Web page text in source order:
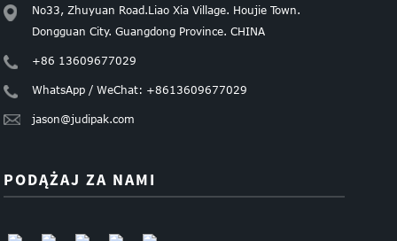
No33, Zhuyuan Road.Liao Xia Village. Houjie Town.
Dongguan City. Guangdong Province. CHINA
+86 13609677029
WhatsApp / WeChat: +8613609677029
jason@judipak.com
PODĄŻAJ ZA NAMI